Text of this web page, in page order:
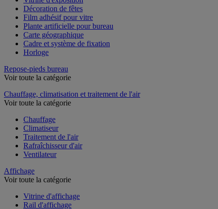
Décoration de fêtes
Film adhésif pour vitre
Plante artificielle pour bureau
Carte géographique
Cadre et système de fixation
Horloge
Repose-pieds bureau
Voir toute la catégorie
Chauffage, climatisation et traitement de l'air
Voir toute la catégorie
Chauffage
Climatiseur
Traitement de l'air
Rafraîchisseur d'air
Ventilateur
Affichage
Voir toute la catégorie
Vitrine d'affichage
Rail d'affichage